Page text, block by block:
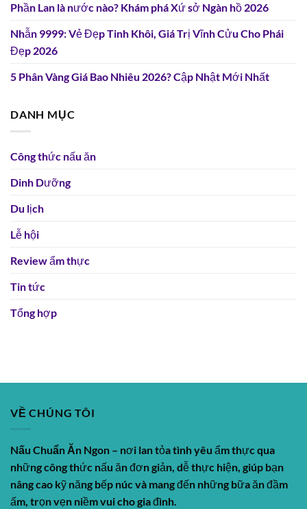
Phần Lan là nước nào? Khám phá Xứ sở Ngàn hồ 2026
Nhẫn 9999: Vẻ Đẹp Tinh Khôi, Giá Trị Vĩnh Cửu Cho Phái
Đẹp 2026
5 Phân Vàng Giá Bao Nhiêu 2026? Cập Nhật Mới Nhất
DANH MỤC
Công thức nấu ăn
Dinh Dưỡng
Du lịch
Lễ hội
Review ẩm thực
Tin tức
Tổng hợp
VỀ CHÚNG TÔI
Nấu Chuẩn Ăn Ngon – nơi lan tỏa tình yêu ẩm thực qua
những công thức nấu ăn đơn giản, dễ thực hiện, giúp bạn
nâng cao kỹ năng bếp núc và mang đến những bữa ăn đầm
ấm, trọn vẹn niềm vui cho gia đình.